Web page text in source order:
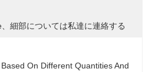
細部については私達に連絡する
On Different Quantities And